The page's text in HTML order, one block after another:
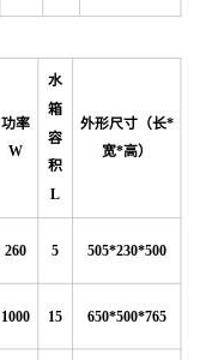
功率
W
水
箱
容
积
L
外形尺寸（长*
宽*高）
260 5 505*230*500
1000 15 650*500*765